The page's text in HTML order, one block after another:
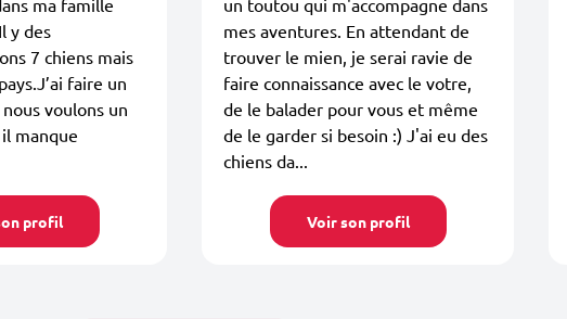
ma famille
y des
7 chiens mais
faire un
voulons un
manque
profil
un toutou qui m'accompagne dans
mes aventures. En attendant de
trouver le mien, je serai ravie de
faire connaissance avec le votre,
de le balader pour vous et même
de le garder si besoin :) J'ai eu des
chiens da...
Voir son profil